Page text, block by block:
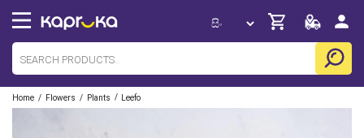
Home / Flowers / Plants / Leefo